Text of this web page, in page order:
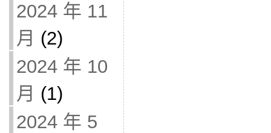
2024 年 11
月 (2)
2024 年 10
月 (1)
2024 年 5